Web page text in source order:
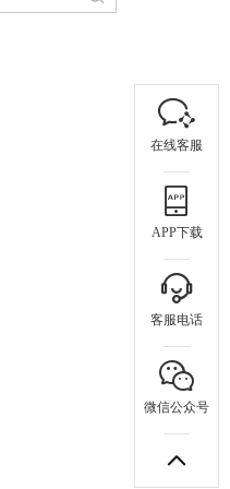
在线客服
APP下载
客服电话
微信公众号